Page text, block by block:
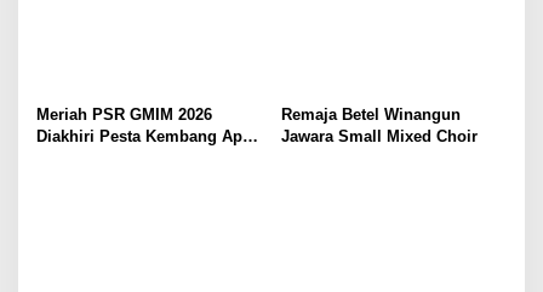
Meriah PSR GMIM 2026
Diakhiri Pesta Kembang Api,
Remaja Betel Winangun
Jawara Small Mixed Choir